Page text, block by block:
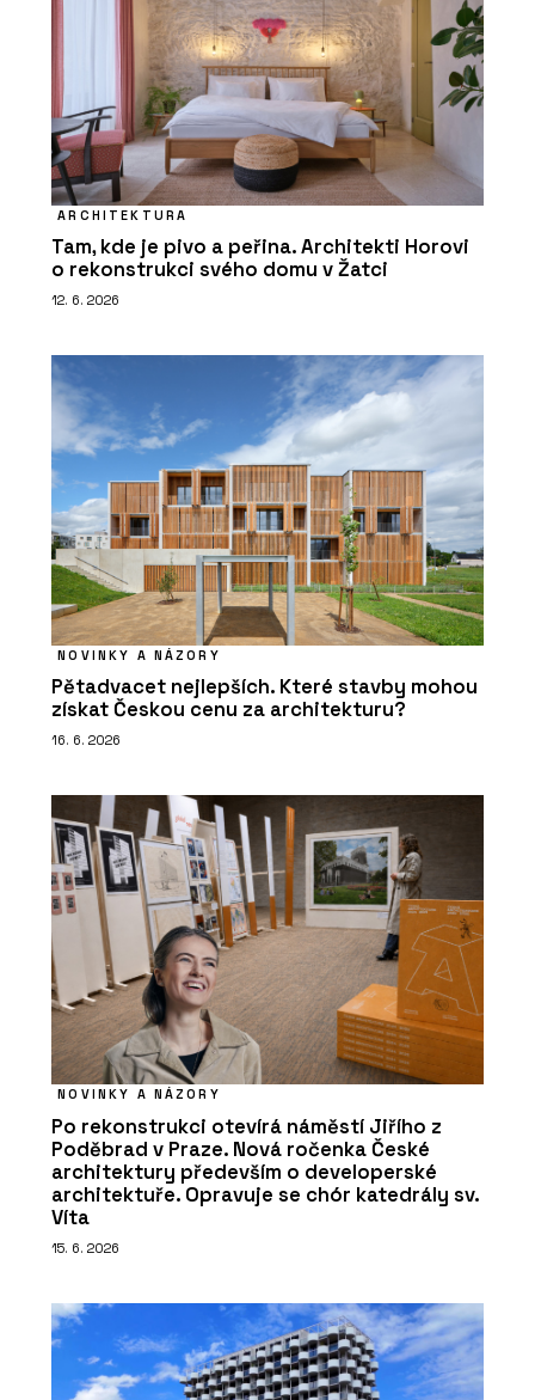
ARCHITEKTURA
Tam, kde je pivo a peřina. Architekti Horovi
o rekonstrukci svého domu v Žatci
12. 6. 2026
NOVINKY A NÁZORY
Pětadvacet nejlepších. Které stavby mohou
získat Českou cenu za architekturu?
16. 6. 2026
NOVINKY A NÁZORY
Po rekonstrukci otevírá náměstí Jiřího z
Poděbrad v Praze. Nová ročenka České
architektury především o developerské
architektuře. Opravuje se chór katedrály sv.
Víta
15. 6. 2026